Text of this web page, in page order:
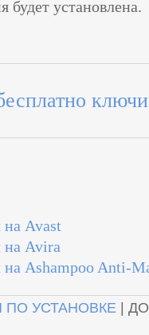
будет установлена.
на Avast
на Avira
на Ashampoo Anti-
ПО УСТАНОВКЕ